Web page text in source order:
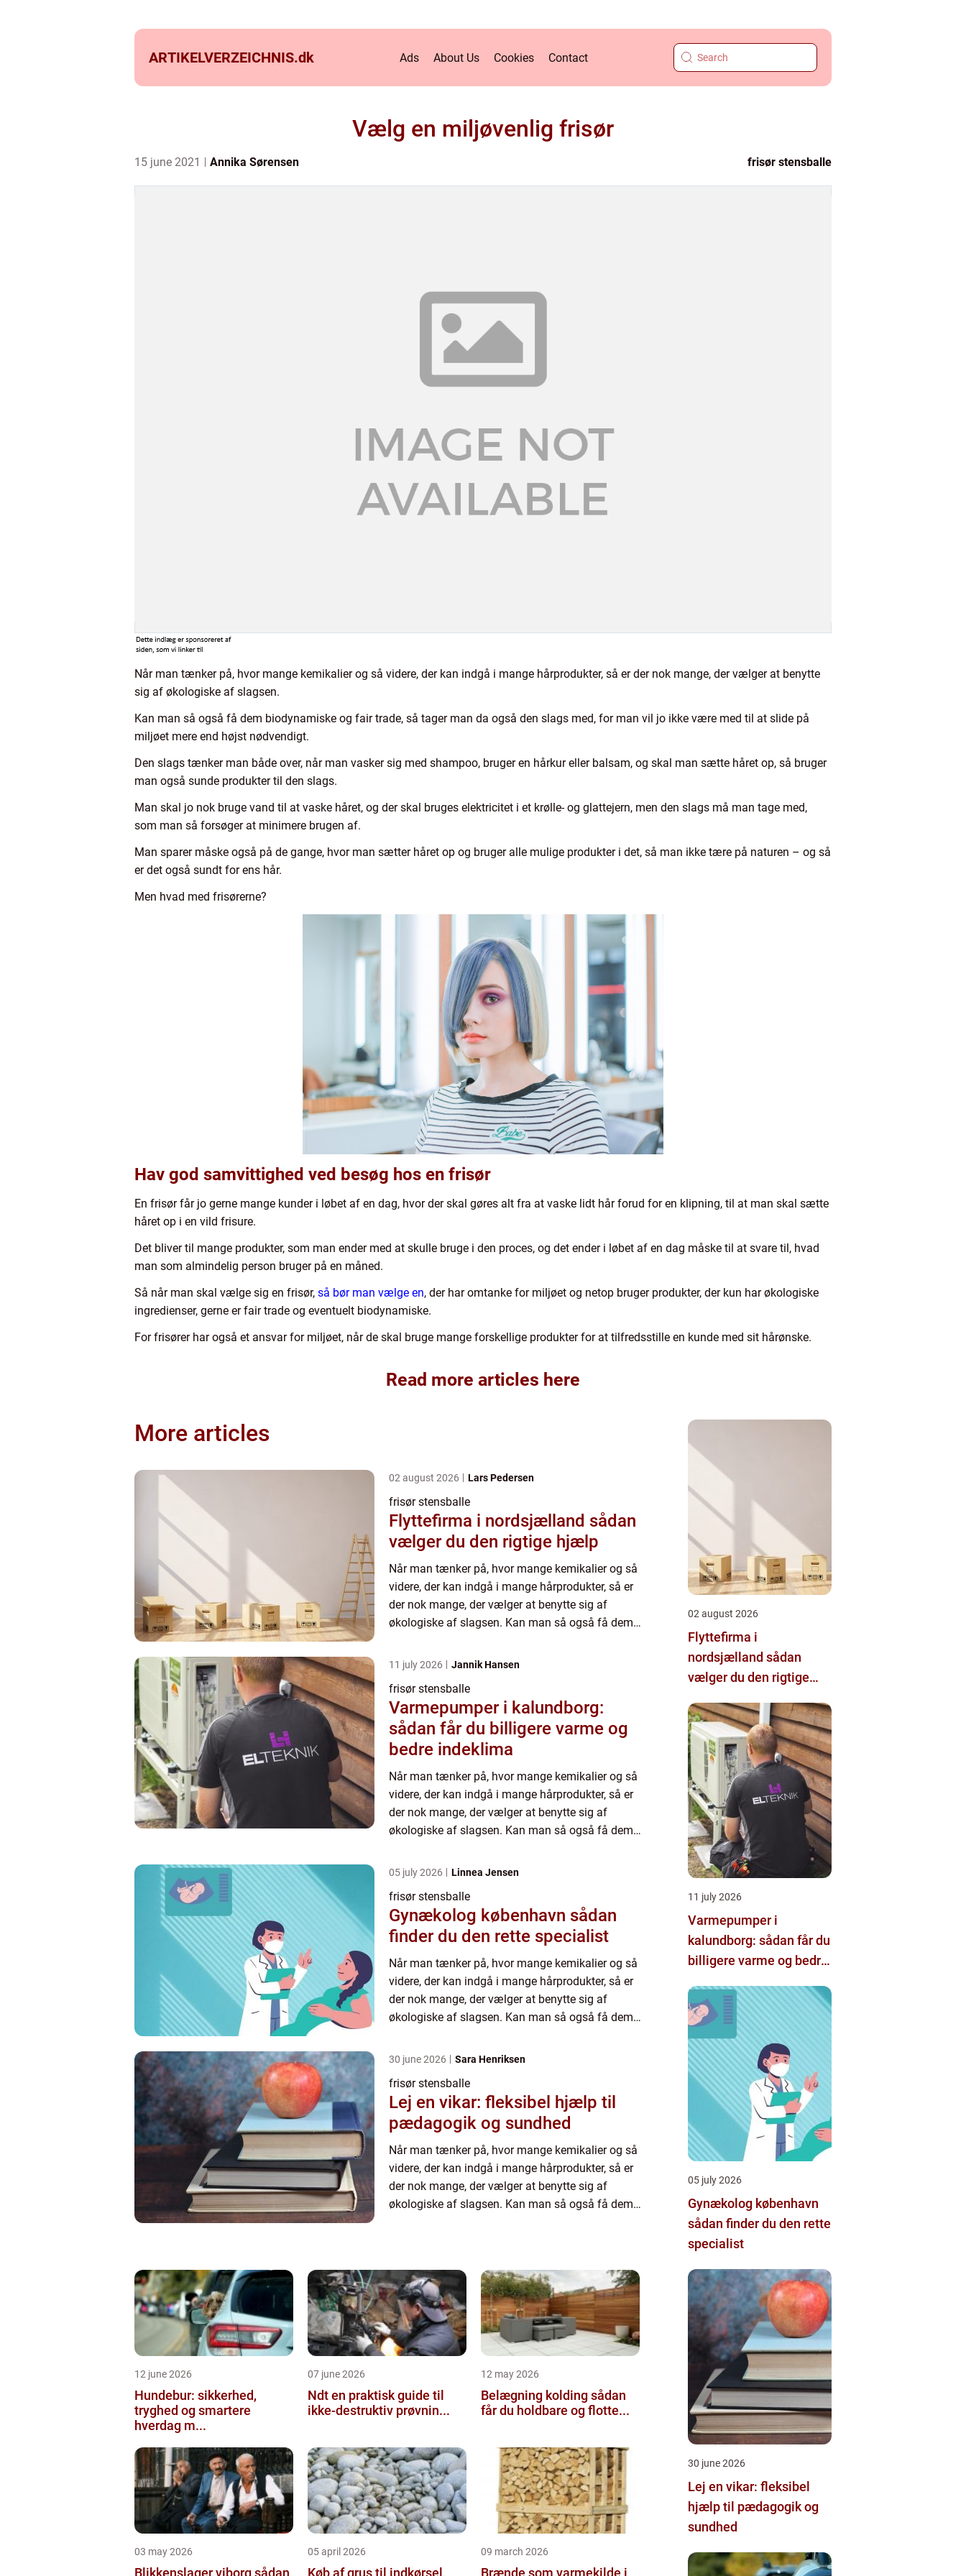
ARTIKELVERZEICHNIS.dk Ads About Us Cookies Contact
Vælg en miljøvenlig frisør
15 june 2021 Annika Sørensen frisør stensballe
Når man tænker på, hvor mange kemikalier og så videre, der kan indgå i mange hårprodukter, så er der nok mange, der vælger at benytte
sig af økologiske af slagsen.
Kan man så også få dem biodynamiske og fair trade, så tager man da også den slags med, for man vil jo ikke være med til at slide på
miljøet mere end højst nødvendigt.
Den slags tænker man både over, når man vasker sig med shampoo, bruger en hårkur eller balsam, og skal man sætte håret op, så bruger
man også sunde produkter til den slags.
Man skal jo nok bruge vand til at vaske håret, og der skal bruges elektricitet i et krølle- og glattejern, men den slags må man tage med,
som man så forsøger at minimere brugen af.
Man sparer måske også på de gange, hvor man sætter håret op og bruger alle mulige produkter i det, så man ikke tære på naturen – og så
er det også sundt for ens hår.
Men hvad med frisørerne?
Hav god samvittighed ved besøg hos en frisør
En frisør får jo gerne mange kunder i løbet af en dag, hvor der skal gøres alt fra at vaske lidt hår forud for en klipning, til at man skal sætte
håret op i en vild frisure.
Det bliver til mange produkter, som man ender med at skulle bruge i den proces, og det ender i løbet af en dag måske til at svare til, hvad
man som almindelig person bruger på en måned.
Så når man skal vælge sig en frisør, så bør man vælge en, der har omtanke for miljøet og netop bruger produkter, der kun har økologiske
ingredienser, gerne er fair trade og eventuelt biodynamiske.
For frisører har også et ansvar for miljøet, når de skal bruge mange forskellige produkter for at tilfredsstille en kunde med sit hårønske.
Read more articles here
More articles
02 august 2026 Lars Pedersen
frisør stensballe
Flyttefirma i nordsjælland sådan
vælger du den rigtige hjælp
Når man tænker på, hvor mange kemikalier og så
videre, der kan indgå i mange hårprodukter, så er
der nok mange, der vælger at benytte sig af
økologiske af slagsen. Kan man så også få dem
den slags med,...
11 july 2026 Jannik Hansen
frisør stensballe
Varmepumper i kalundborg:
sådan får du billigere varme og
bedre indeklima
Når man tænker på, hvor mange kemikalier og så
videre, der kan indgå i mange hårprodukter, så er
der nok mange, der vælger at benytte sig af
økologiske af slagsen. Kan man så også få dem
den slags med,...
05 july 2026 Linnea Jensen
frisør stensballe
Gynækolog københavn sådan
finder du den rette specialist
Når man tænker på, hvor mange kemikalier og så
videre, der kan indgå i mange hårprodukter, så er
der nok mange, der vælger at benytte sig af
økologiske af slagsen. Kan man så også få dem
den slags med,...
30 june 2026 Sara Henriksen
frisør stensballe
Lej en vikar: fleksibel hjælp til
pædagogik og sundhed
Når man tænker på, hvor mange kemikalier og så
videre, der kan indgå i mange hårprodukter, så er
der nok mange, der vælger at benytte sig af
økologiske af slagsen. Kan man så også få dem
12 june 2026
Hundebur: sikkerhed,
tryghed og smartere
hverdag m...
07 june 2026
Ndt en praktisk guide til
ikke-destruktiv prøvnin...
12 may 2026
Belægning kolding sådan
får du holdbare og flotte...
03 may 2026
Blikkenslager viborg sådan
05 april 2026
Køb af grus til indkørsel,
09 march 2026
Brænde som varmekilde i
02 august 2026
Flyttefirma i
nordsjælland sådan
vælger du den rigtige
11 july 2026
Varmepumper i
kalundborg: sådan får du
billigere varme og bedre
05 july 2026
Gynækolog københavn
sådan finder du den rette
specialist
30 june 2026
Lej en vikar: fleksibel
hjælp til pædagogik og
sundhed